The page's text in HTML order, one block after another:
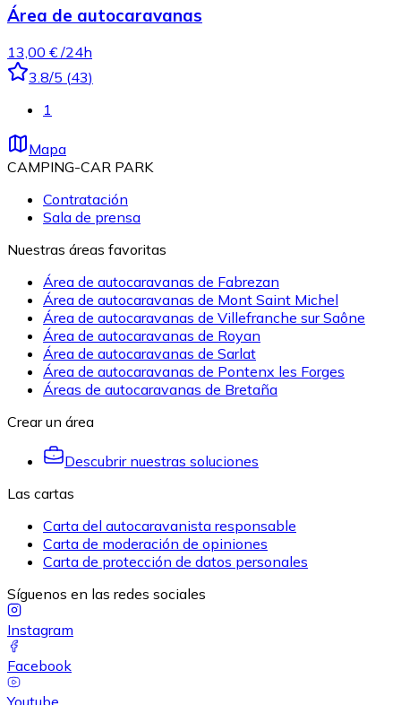
Área de autocaravanas
13,00 € /24h
3.8/5 (43)
1
Mapa
CAMPING-CAR PARK
Contratación
Sala de prensa
Nuestras áreas favoritas
Área de autocaravanas de Fabrezan
Área de autocaravanas de Mont Saint Michel
Área de autocaravanas de Villefranche sur Saône
Área de autocaravanas de Royan
Área de autocaravanas de Sarlat
Área de autocaravanas de Pontenx les Forges
Áreas de autocaravanas de Bretaña
Crear un área
Descubrir nuestras soluciones
Las cartas
Carta del autocaravanista responsable
Carta de moderación de opiniones
Carta de protección de datos personales
Síguenos en las redes sociales
Instagram
Facebook
Youtube